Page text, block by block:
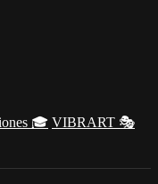
🎓 VIBRART 🎭